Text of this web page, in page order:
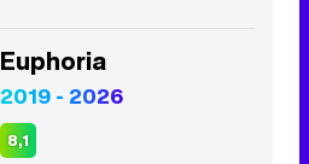
Euphoria
2019 - 2026
8,1